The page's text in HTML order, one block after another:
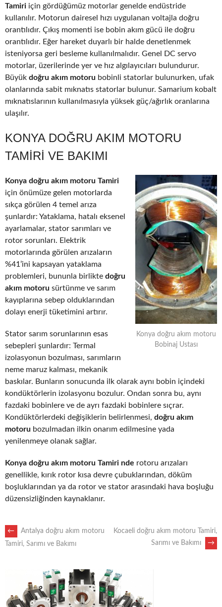
Tamiri için gördüğümüz motorlar genelde endüstride
kullanılır. Motorun dairesel hızı uygulanan voltajla doğru
orantılıdır. Çıkış momenti ise bobin akım gücü ile doğru
orantılıdır. Eğer hareket duyarlı bir halde denetlenmek
isteniyorsa geri besleme kullanılmalıdır. Genel DC servo
motorlar, üzerilerinde yer ve hız algılayıcıları bulundurur.
Büyük doğru akım motoru bobinli statorlar bulunurken, ufak
olanlarında sabit mıknatıs statorlar bulunur. Samarium kobalt
mıknatıslarının kullanılmasıyla yüksek güç/ağırlık oranlarına
ulaşılır.
KONYA DOĞRU AKIM MOTORU
TAMIRI VE BAKIMI
Konya doğru akım motoru
Bobinaj Ustası
Konya doğru akım motoru Tamiri
için önümüze gelen motorlarda
sıkça görülen 4 temel arıza
şunlardır: Yataklama, hatalı eksenel
ayarlamalar, stator sarımları ve
rotor sorunları. Elektrik
motorlarında görülen arızaların
%41’ini kapsayan yataklama
problemleri, bununla birlikte doğru
akım motoru sürtünme ve sarım
kayıplarına sebep olduklarından
dolayı enerji tüketimini artırır.
Stator sarım sorunlarının esas
sebepleri şunlardır: Termal
izolasyonun bozulması, sarımların
neme maruz kalması, mekanik
baskılar. Bunların sonucunda ilk olarak aynı bobin içindeki
kondüktörlerin izolasyonu bozulur. Ondan sonra bu, aynı
fazdaki bobinlere ve de ayrı fazdaki bobinlere sıçrar.
Kondüktörlerdeki değişiklerin belirlenmesi, doğru akım
motoru bozulmadan ilkin onarım edilmesine yada
yenilenmeye olanak sağlar.
Konya doğru akım motoru Tamiri nde rotoru arızaları
genellikle, kırık rotor kısa devre çubuklarından, döküm
boşluklarından ya da rotor ve stator arasındaki hava boşluğu
düzensizliğinden kaynaklanır.
POST
NAVIGATION
←
Antalya doğru akım motoru
Tamiri, Sarımı ve Bakımı
Kocaeli doğru akım motoru Tamiri,
Sarımı ve Bakımı
→